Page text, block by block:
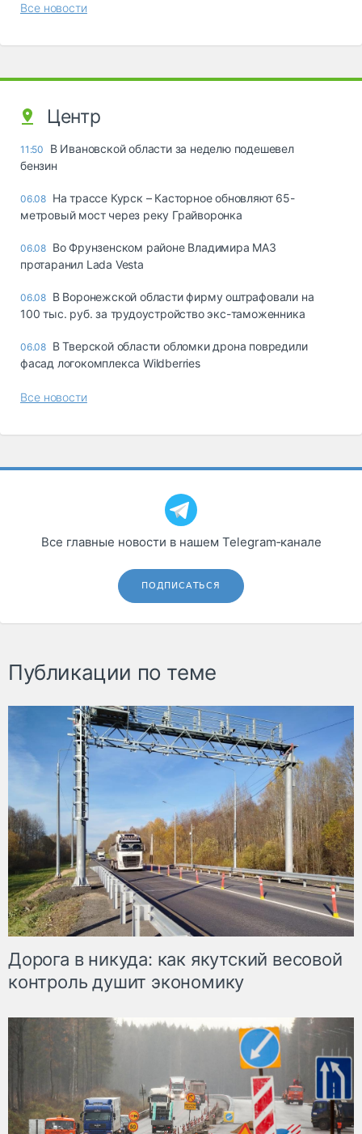
Все новости
Центр
11:50
В Ивановской области за неделю подешевел
бензин
06.08 На трассе Курск – Касторное обновляют 65-
метровый мост через реку Грайворонка
06.08 Во Фрунзенском районе Владимира МАЗ
протаранил Lada Vesta
06.08 В Воронежской области фирму оштрафовали на
100 тыс. руб. за трудоустройство экс-таможенника
06.08 В Тверской области обломки дрона повредили
фасад логокомплекса Wildberries
Все новости
Все главные новости в нашем Telegram‑канале
ПОДПИСАТЬСЯ
Публикации по теме
Дорога в никуда: как якутский весовой
контроль душит экономику